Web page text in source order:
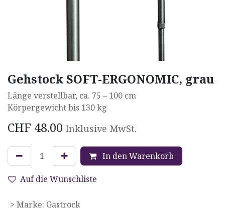
Gehstock SOFT-ERGONOMIC, grau
Länge verstellbar, ca. 75 – 100 cm
Körpergewicht bis 130 kg
CHF 48.00 Inklusive MwSt.
In den Warenkorb
Auf die Wunschliste
> Marke: Gastrock